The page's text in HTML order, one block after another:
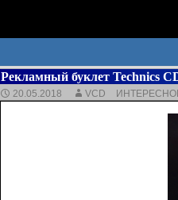
Рекламный буклет Technics
20.05.2018 VCD